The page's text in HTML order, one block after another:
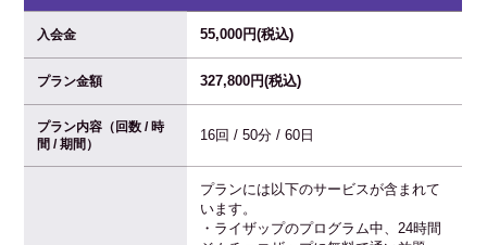
入会金 55,000円(税込)
プラン金額 327,800円(税込)
プラン内容（回数 / 時
間 / 期間）
16回 / 50分 / 60日
プランには以下のサービスが含まれて
います。
・ライザップのプログラム中、24時間